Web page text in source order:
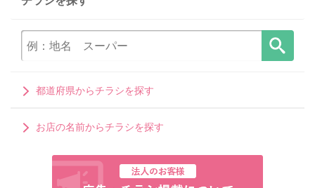
都道府県からチラシを探す
お店の名前からチラシを探す